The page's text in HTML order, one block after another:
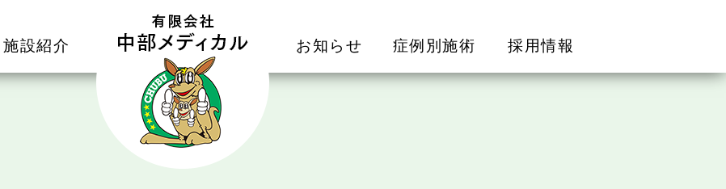
施設紹介 お知らせ 症例別施術 採用情報